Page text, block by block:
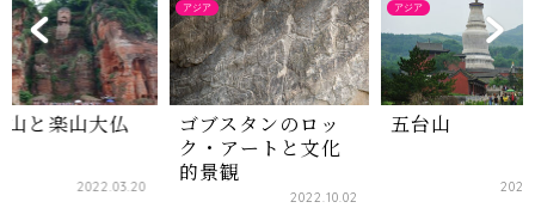
山と楽山大仏
2022.03.20
アジア
ゴブスタンのロッ
ク・アートと文化
的景観
2022.10.02
アジア
五台山